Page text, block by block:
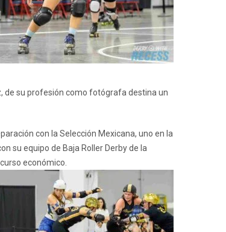
de su profesión como fotógrafa destina un
con la Selección Mexicana, uno en la
su equipo de Baja Roller Derby de la
económico.